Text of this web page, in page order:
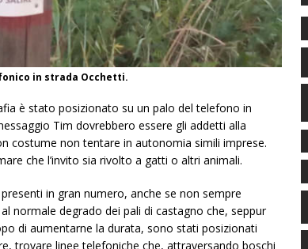
in strada Occhetti.
è stato posizionato su un palo del telefono in
Tim dovrebbero essere gli addetti alla
costume non tentare in autonomia simili imprese.
che l’invito sia rivolto a gatti o altri animali.
in gran numero, anche se non sempre
normale degrado dei pali di castagno che, seppur
di aumentarne la durata, sono stati posizionati
trovare linee telefoniche che, attraversando boschi